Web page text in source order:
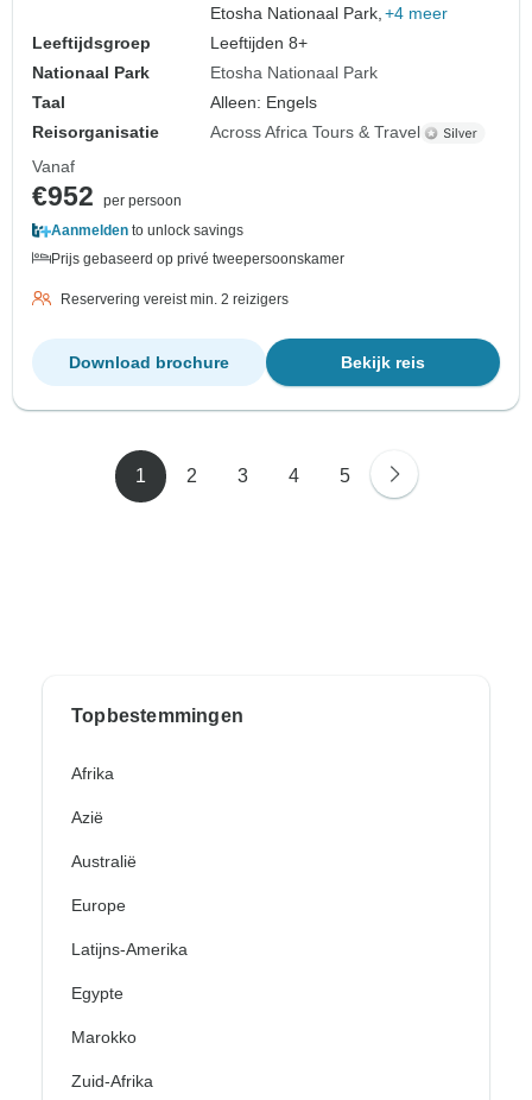
Etosha Nationaal Park, +4 meer
Leeftijdsgroep
Leeftijden 8+
Nationaal Park
Etosha Nationaal Park
Taal
Alleen: Engels
Reisorganisatie
Across Africa Tours & Travel
Vanaf
€952
per persoon
Aanmelden to unlock savings
Prijs gebaseerd op privé tweepersoonskamer
Reservering vereist min. 2 reizigers
Bekijk reis
Download brochure
1 2 3 4 5
Topbestemmingen
Afrika
Azië
Australië
Europe
Latijns-Amerika
Egypte
Marokko
Zuid-Afrika